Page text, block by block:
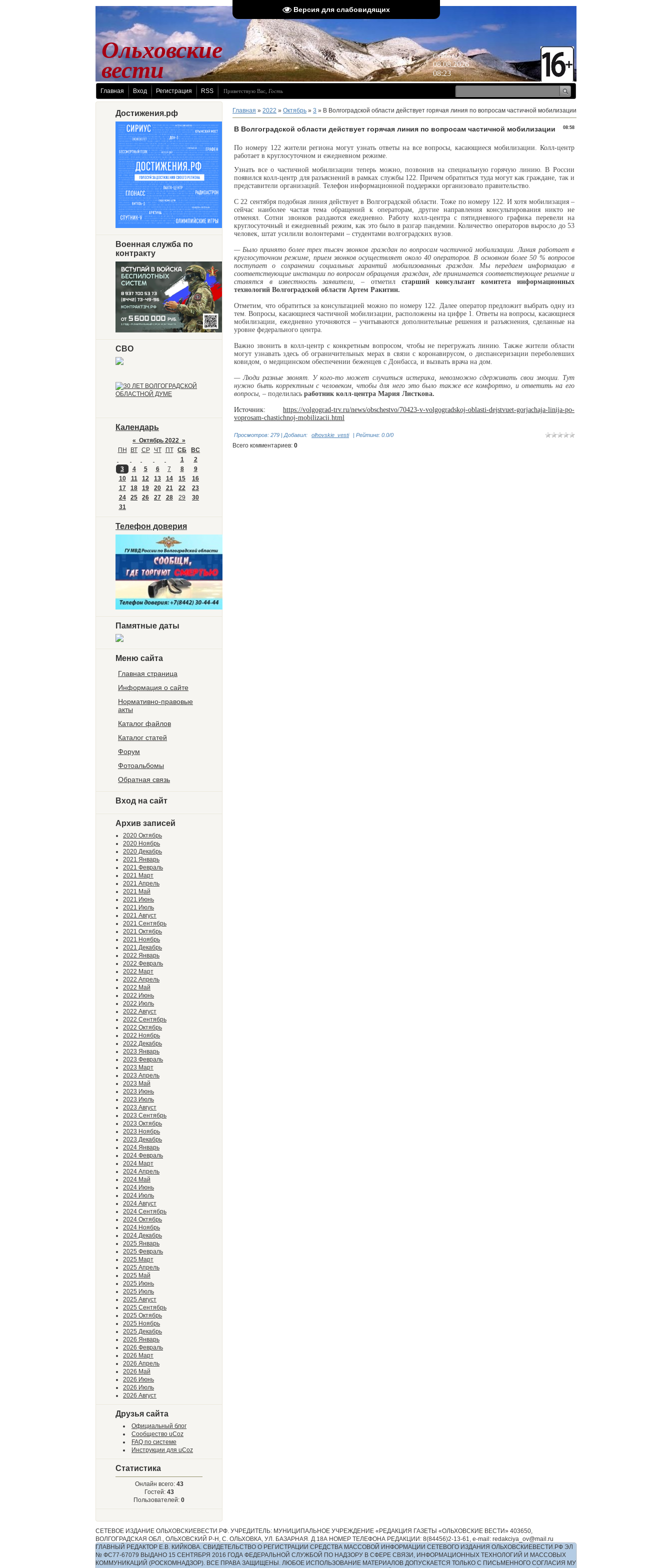
Версия для слабовидящих
Суббота
08.08.2026
08:23
Ольховские
вести
Главная Вход Регистрация RSS Приветствую Вас Гость
Достижения.рф
Военная служба по
контракту
СВО
Календарь
« Октябрь 2022 »
ПН
ВТ СР ЧТ ПТ СБ
ВС
1
2
3
4 5 6 7 8
9
10
11 12 13 14 15
16
17
18 19 20 21 22
23
24
25 26 27 28 29
30
31
Телефон доверия
Памятные даты
Меню сайта
Главная страница
Информация о сайте
Нормативно-правовые
акты
Каталог файлов
Каталог статей
Форум
Фотоальбомы
Обратная связь
Вход на сайт
Архив записей
2020 Октябрь
2020 Ноябрь
2020 Декабрь
2021 Январь
2021 Февраль
2021 Март
2021 Апрель
2021 Май
2021 Июнь
2021 Июль
2021 Август
2021 Сентябрь
2021 Октябрь
2021 Ноябрь
2021 Декабрь
2022 Январь
2022 Февраль
2022 Март
2022 Апрель
2022 Май
2022 Июнь
2022 Июль
2022 Август
2022 Сентябрь
2022 Октябрь
2022 Ноябрь
2022 Декабрь
2023 Январь
2023 Февраль
2023 Март
2023 Апрель
2023 Май
2023 Июнь
2023 Июль
2023 Август
2023 Сентябрь
2023 Октябрь
2023 Ноябрь
2023 Декабрь
2024 Январь
2024 Февраль
2024 Март
2024 Апрель
2024 Май
2024 Июнь
2024 Июль
2024 Август
2024 Сентябрь
2024 Октябрь
2024 Ноябрь
2024 Декабрь
2025 Январь
2025 Февраль
2025 Март
2025 Апрель
2025 Май
2025 Июнь
2025 Июль
2025 Август
2025 Сентябрь
2025 Октябрь
2025 Ноябрь
2025 Декабрь
2026 Январь
2026 Февраль
2026 Март
2026 Апрель
2026 Май
2026 Июнь
2026 Июль
2026 Август
Друзья сайта
Официальный блог
Сообщество uCoz
FAQ по системе
Инструкции для uCoz
Статистика
Онлайн всего: 43
Гостей: 43
Пользователей: 0
Главная » 2022 » Октябрь » 3 » В Волгоградской области действует горячая линия по вопросам частичной мобилизации
08:58
В Волгоградской области действует горячая линия по вопросам частичной мобилизации
По номеру 122 жители региона могут узнать ответы на все вопросы, касающиеся мобилизации. Колл-центр
работает в круглосуточном и ежедневном режиме.
Узнать все о частичной мобилизации теперь можно, позвонив на специальную горячую линию. В России
появился колл-центр для разъяснений в рамках службы 122. Причем обратиться туда могут как граждане, так и
представители организаций. Телефон информационной поддержки организовало правительство.
С 22 сентября подобная линия действует в Волгоградской области. Тоже по номеру 122. И хотя мобилизация –
сейчас наиболее частая тема обращений к операторам, другие направления консультирования никто не
отменял. Сотни звонков раздаются ежедневно. Работу колл-центра с пятидневного графика перевели на
круглосуточный и ежедневный режим, как это было в разгар пандемии. Количество операторов выросло до 53
человек, штат усилили волонтерами – студентами волгоградских вузов.
— Было принято более трех тысяч звонков граждан по вопросам частичной мобилизации. Линия работает в
круглосуточном режиме, прием звонков осуществляет около 40 операторов. В основном более 50 % вопросов
поступает о сохранении социальных гарантий мобилизованных граждан. Мы передаем информацию в
соответствующие инстанции по вопросам обращения граждан, где принимается соответствующее решение и
ставятся в известность заявители, – отметил старший консультант комитета информационных
технологий Волгоградской области Артем Ракитин.
Отметим, что обратиться за консультацией можно по номеру 122. Далее оператор предложит выбрать одну из
тем. Вопросы, касающиеся частичной мобилизации, расположены на цифре 1. Ответы на вопросы, касающиеся
мобилизации, ежедневно уточняются – учитываются дополнительные решения и разъяснения, сделанные на
уровне федерального центра.
Важно звонить в колл-центр с конкретным вопросом, чтобы не перегружать линию. Также жители области
могут узнавать здесь об ограничительных мерах в связи с коронавирусом, о диспансеризации переболевших
ковидом, о медицинском обеспечении беженцев с Донбасса, и вызвать врача на дом.
— Люди разные звонят. У кого-то может случиться истерика, невозможно сдерживать свои эмоции. Тут
нужно быть корректным с человеком, чтобы для него это было также все комфортно, и ответить на его
вопросы, – поделилась работник колл-центра Мария Листкова.
Источник: https://volgograd-trv.ru/news/obschestvo/70423-v-volgogradskoj-oblasti-dejstvuet-gorjachaja-linija-po-
voprosam-chastichnoj-mobilizacii.html
Просмотров: 279 | Добавил: olhovskie_vesti | Рейтинг: 0.0/0
Всего комментариев: 0
СЕТЕВОЕ ИЗДАНИЕ ОЛЬХОВСКИЕВЕСТИ.РФ. УЧРЕДИТЕЛЬ: МУНИЦИПАЛЬНОЕ УЧРЕЖДЕНИЕ «РЕДАКЦИЯ ГАЗЕТЫ «ОЛЬХОВСКИЕ ВЕСТИ» 403650,
ВОЛГОГРАДСКАЯ ОБЛ., ОЛЬХОВСКИЙ Р-Н, С. ОЛЬХОВКА, УЛ. БАЗАРНАЯ. Д.18А НОМЕР ТЕЛЕФОНА РЕДАКЦИИ: 8(84456)2-13-61, e-mail: redakciya_ov@mail.ru
ГЛАВНЫЙ РЕДАКТОР Е.В. КИЙКОВА. СВИДЕТЕЛЬСТВО О РЕГИСТРАЦИИ СРЕДСТВА МАССОВОЙ ИНФОРМАЦИИ СЕТЕВОГО ИЗДАНИЯ ОЛЬХОВСКИЕВЕСТИ.РФ ЭЛ
№ ФС77-67079 ВЫДАНО 15 СЕНТЯБРЯ 2016 ГОДА ФЕДЕРАЛЬНОЙ СЛУЖБОЙ ПО НАДЗОРУ В СФЕРЕ СВЯЗИ, ИНФОРМАЦИОННЫХ ТЕХНОЛОГИЙ И МАССОВЫХ
КОММУНИКАЦИЙ (РОСКОМНАДЗОР). ВСЕ ПРАВА ЗАЩИЩЕНЫ. ЛЮБОЕ ИСПОЛЬЗОВАНИЕ МАТЕРИАЛОВ ДОПУСКАЕТСЯ ТОЛЬКО С ПИСЬМЕННОГО СОГЛАСИЯ МУ